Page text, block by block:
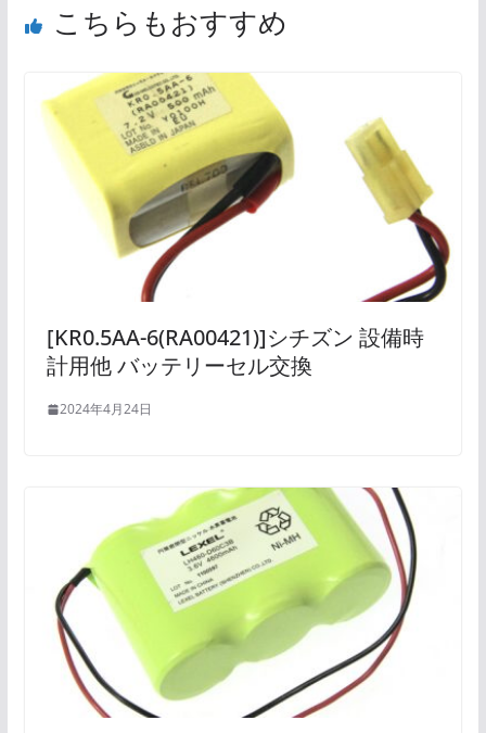
こちらもおすすめ
[KR0.5AA-6(RA00421)]シチズン 設備時
計用他 バッテリーセル交換
2024年4月24日